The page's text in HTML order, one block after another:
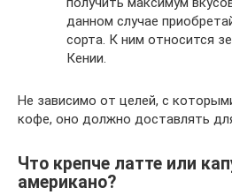
данном случае
сорта. К ним относится
Кении.
Не зависимо от целей, с
кофе, оно должно доставлять
Что крепче латте или
американо?